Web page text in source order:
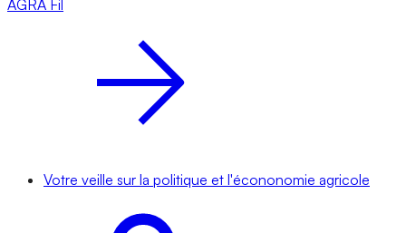
AGRA Fil
Votre veille sur la politique et l'écononomie agricole